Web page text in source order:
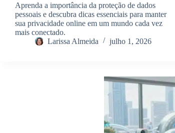
Aprenda a importância da proteção de dados
pessoais e descubra dicas essenciais para manter
sua privacidade online em um mundo cada vez
mais conectado.
Larissa Almeida
julho 1, 2026